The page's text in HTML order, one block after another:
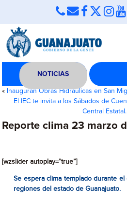
NOTICIAS
« Inauguran Obras Hidráulicas en San
El IEC te invita a los Sábados de
Central
Reporte clima 23 marzo
[wzslider autoplay=”true”]
Se espera clima templado durante
regiones del estado de Guanajuato.